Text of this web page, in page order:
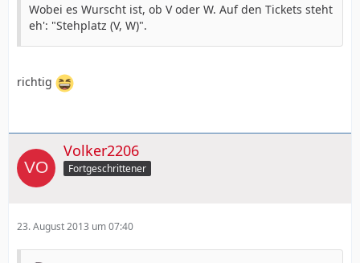
Wobei es Wurscht ist, ob V oder W. Auf den Tickets steht
eh': "Stehplatz (V, W)".
richtig
Volker2206
Fortgeschrittener
23. August 2013 um 07:40